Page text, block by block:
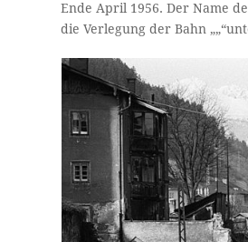
Ende April 1956. Der Name
die Verlegung der Bahn